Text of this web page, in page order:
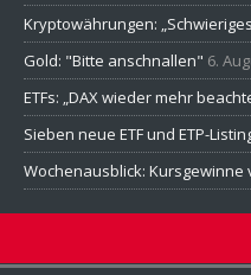
Kryptowährungen:
Gold: "Bitte anschnallen" 6.
ETFs: „DAX wieder mehr
Sieben neue ETF und ETP-
Wochenausblick: